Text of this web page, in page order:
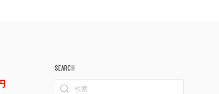
SEARCH